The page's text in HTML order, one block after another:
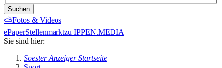
Suchen
⛅Fotos & Videos
ePaperStellenmarktzu IPPEN.MEDIA
Sie sind hier:
Soester Anzeiger Startseite